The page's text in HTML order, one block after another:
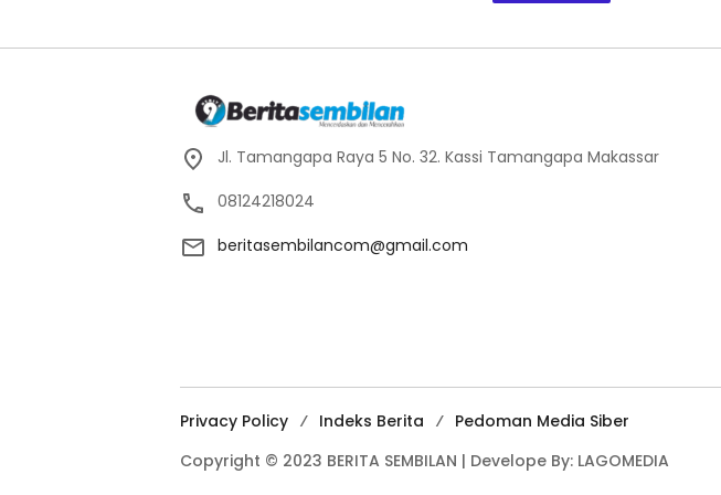
Jl. Tamangapa Raya 5 No. 32. Kassi Tamangapa Makassar
08124218024
beritasembilancom@gmail.com
Privacy Policy Indeks Berita
Pedoman Media Siber
Copyright © 2023 BERITA SEMBILAN | Develope By: LAGOMEDIA